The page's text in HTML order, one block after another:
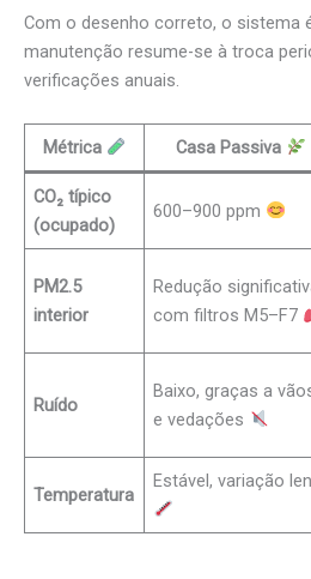
Com o desenho correto, o sistema
manutenção resume-se à troca
verificações anuais.
Métrica Casa Passiva
CO₂ típico
(ocupado)
600–900 ppm
PM2.5
interior
Redução
com filtros M5–F7
Ruído
Baixo, graças a
e vedações
Temperatura
Estável, variação